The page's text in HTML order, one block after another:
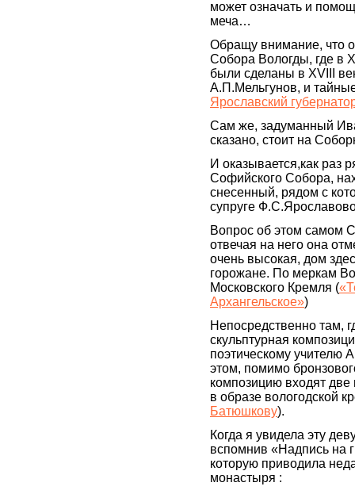
может означать и
меча…
Обращу внимание, что
Собора Вологды, где в
были сделаны в XVIII
А.П.Мельгунов, и
Ярославский
Сам же, задуманный
сказано, стоит на
И оказывается,как раз
Софийского Собора,
снесенный, рядом с
супруге
Вопрос об этом самом
отвечая на него она
очень высокая, дом
горожане. По меркам
Московского Кремля (
Архангельское»)
Непосредственно там,
скульптурная
поэтическому учителю
этом, помимо
композицию входят
в образе вологодской
Батюшкову).
Когда я увидела эту
вспомнив «Надпись на
которую приводила
монастыря :